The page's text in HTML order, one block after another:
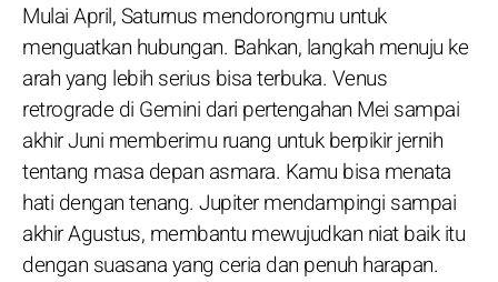
Mulai April, Saturnus mendorongmu untuk
menguatkan hubungan. Bahkan, langkah menuju ke
arah yang lebih serius bisa terbuka. Venus
retrograde di Gemini dari pertengahan Mei sampai
akhir Juni memberimu ruang untuk berpikir jernih
tentang masa depan asmara. Kamu bisa menata
hati dengan tenang. Jupiter mendampingi sampai
akhir Agustus, membantu mewujudkan niat baik itu
dengan suasana yang ceria dan penuh harapan.